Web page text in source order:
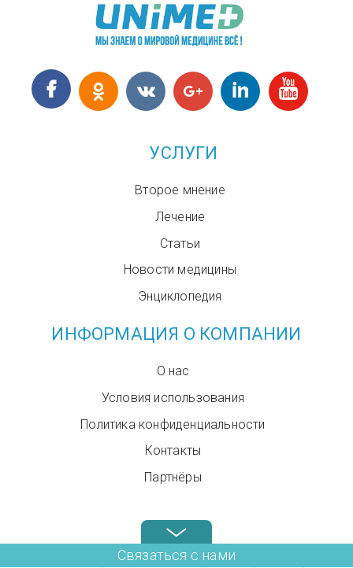
УСЛУГИ
Второе мнение
Лечение
Статьи
Новости медицины
Энциклопедия
ИНФОРМАЦИЯ О КОМПАНИИ
О нас
Условия использования
Политика конфиденциальности
Контакты
Партнёры
Звоните нам в любое время: +972.4.6899580
Связаться с нами